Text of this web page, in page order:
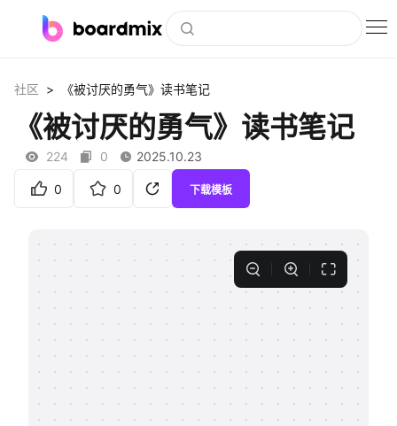
社区资源
下载
支持
帮助中心
社区 > 《被讨厌的勇气》读书笔记
《被讨厌的勇气》读书笔记
224 0 2025.10.23
0 0 下载模板